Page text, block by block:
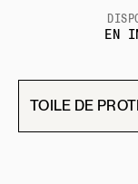
EN
TOILE DE